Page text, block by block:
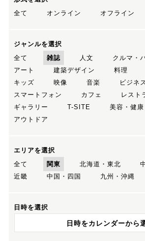
全て
オンライン オフライン
ジャンルを選択
全て
雑誌 人文
クルマ・
アート
建築デザイン 料理
キッズ
映像 音楽
ビジネス
スマートフォン
カフェ レスト
ギャラリー
T-SITE 美容・健康
アウトドア
エリアを選択
全て
関東 北海道・東北
近畿
中国・四国 九州・沖縄
日時を選択
日時をカレンダーから